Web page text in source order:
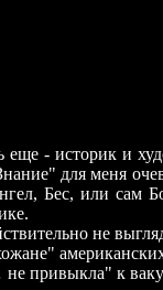
еще - историк и
для меня
Бес, или сам
не
привыкла" к